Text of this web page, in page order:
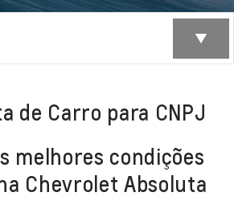
de Carro para CNPJ
melhores condições
Chevrolet Absoluta